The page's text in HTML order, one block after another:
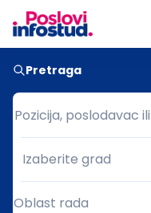
Pretraga
Pozicija, poslodavac
Pozicija, poslodavac
Grad
Izaberite grad
Oblast rada